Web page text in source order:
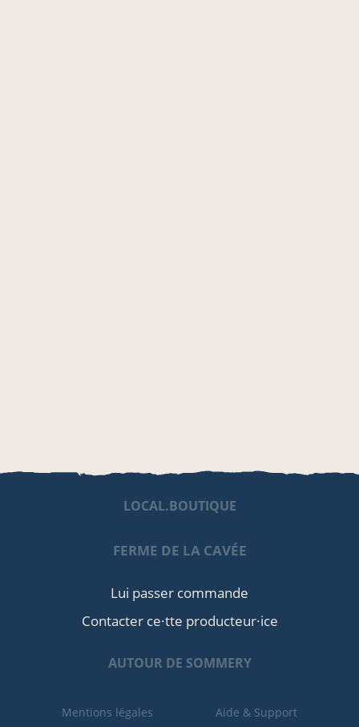
LOCAL.BOUTIQUE
FERME DE LA CAVÉE
Lui passer commande
Contacter ce·tte producteur·ice
AUTOUR DE SOMMERY
Mentions légales Aide & Support